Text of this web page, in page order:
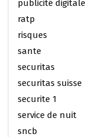
publicité digitale
ratp
risques
sante
securitas
securitas suisse
securite 1
service de nuit
sncb